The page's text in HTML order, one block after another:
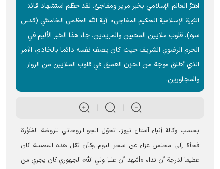
اهتزّ العالم الإسلامي بخبر مرير ومفاجئ. لقد حطّم استشهاد قائد
الثورة الإسلامية الحکیم المفاجیء، آية الله العظمى الخامنئي (قدس
سره)، قلوب ملايين المحبين والمريدين. جاء هذا الخبر الألیم في
الحرم الرضوي الشريف حيث كان يصف نفسه دائما بالخادم، الأمر
الذي أطلق موجة من الحزن العميق في قلوب الملایین من الزوار
والمجاورین.
بحسب وکالة أنباء آستان نیوز، تحوّل الجو الروحاني للروضة المُنَوَّرة
فجأة إلى مجلس عزاء عن سحر اليوم وكأن ثقل هذه المصيبة كان
عظيما لدرجة أن نداء «أشهد أن عليا ولي الله» الجهوري كان يجري من